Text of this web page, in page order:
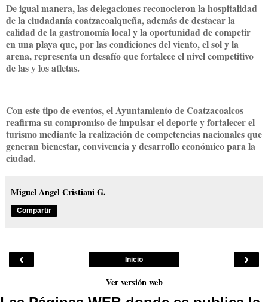
De igual manera, las delegaciones reconocieron la hospitalidad
de la ciudadanía coatzacoalqueña, además de destacar la
calidad de la gastronomía local y la oportunidad de competir
en una playa que, por las condiciones del viento, el sol y la
arena, representa un desafío que fortalece el nivel competitivo
de las y los atletas.
Con este tipo de eventos, el Ayuntamiento de Coatzacoalcos
reafirma su compromiso de impulsar el deporte y fortalecer el
turismo mediante la realización de competencias nacionales que
generan bienestar, convivencia y desarrollo económico para la
ciudad.
Miguel Angel Cristiani G.
Compartir
‹ ›
Inicio
Ver versión web